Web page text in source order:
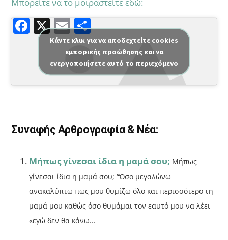
Μπορείτε να το μοιραστείτε εδώ:
F
a
e
b
o
k
X E
m
ai
l
Μ
οι
ρ
α
σ
ίτ
ε
Κάντε κλικ για να αποδεχτείτε cookies
εμπορικής προώθησης και να
ενεργοποιήσετε αυτό το περιεχόμενο
Συναφής Αρθρογραφία & Νέα:
Μήπως γίνεσαι ίδια η μαμά σου; Μήπως
γίνεσαι ίδια η μαμά σου; “Όσο μεγαλώνω
ανακαλύπτω πως μου θυμίζω όλο και περισσότερο τη
μαμά μου καθώς όσο θυμάμαι τον εαυτό μου να λέει
«εγώ δεν θα κάνω...